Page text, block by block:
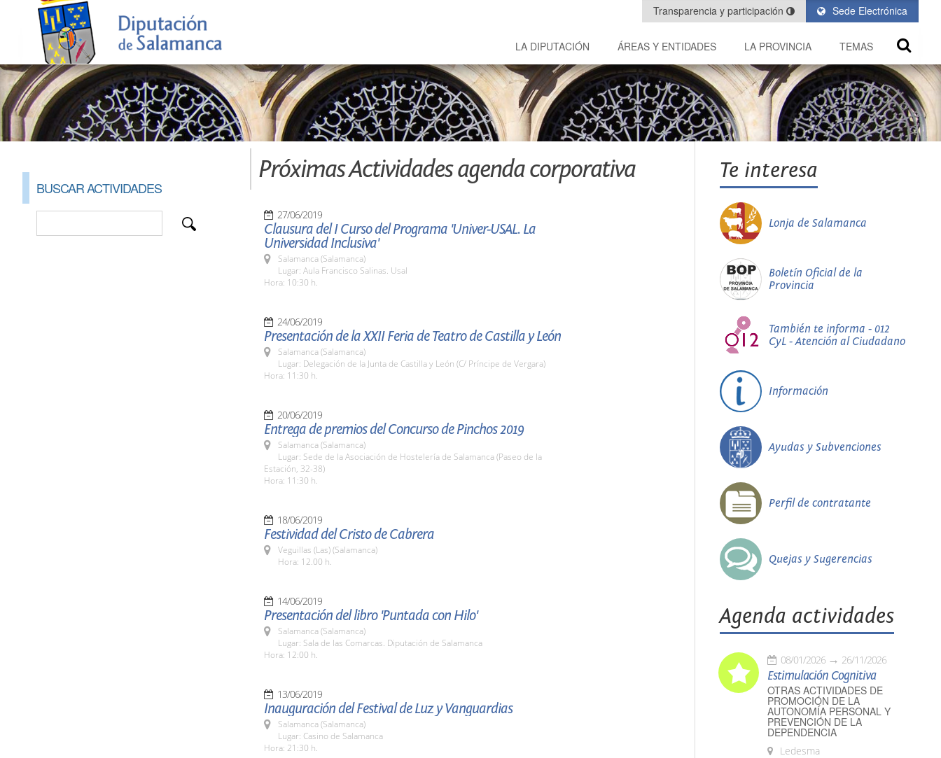
Sede Electrónica
Transparencia y participación
LA DIPUTACIÓN ÁREAS Y ENTIDADES LA PROVINCIA TEMAS
BUSCAR ACTIVIDADES
Próximas Actividades agenda corporativa
27/06/2019
Clausura del I Curso del Programa 'Univer-USAL. La
Universidad Inclusiva'
Salamanca (Salamanca)
Lugar: Aula Francisco Salinas. Usal
Hora: 10:30 h.
24/06/2019
Presentación de la XXII Feria de Teatro de Castilla y León
Salamanca (Salamanca)
Lugar: Delegación de la Junta de Castilla y León (C/ Príncipe de Vergara)
Hora: 11:30 h.
20/06/2019
Entrega de premios del Concurso de Pinchos 2019
Salamanca (Salamanca)
Lugar: Sede de la Asociación de Hostelería de Salamanca (Paseo de la
Estación, 32-38)
Hora: 11:30 h.
18/06/2019
Festividad del Cristo de Cabrera
Veguillas (Las) (Salamanca)
Hora: 12.00 h.
14/06/2019
Presentación del libro 'Puntada con Hilo'
Salamanca (Salamanca)
Lugar: Sala de las Comarcas. Diputación de Salamanca
Hora: 12:00 h.
13/06/2019
Inauguración del Festival de Luz y Vanguardias
Salamanca (Salamanca)
Lugar: Casino de Salamanca
Hora: 21:30 h.
Te interesa
Lonja de Salamanca
Boletín Oficial de la
Provincia
También te informa - 012
CyL - Atención al Ciudadano
Información
Ayudas y Subvenciones
Perfil de contratante
Quejas y Sugerencias
Agenda actividades
08/01/2026 26/11/2026
Estimulación Cognitiva
OTRAS ACTIVIDADES DE
PROMOCIÓN DE LA
AUTONOMÍA PERSONAL Y
PREVENCIÓN DE LA
DEPENDENCIA
Ledesma